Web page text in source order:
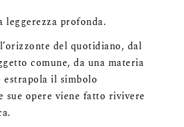
leggerezza profonda.
del quotidiano, dal
comune, da una materia
estrapola il simbolo
sue opere viene fatto rivivere